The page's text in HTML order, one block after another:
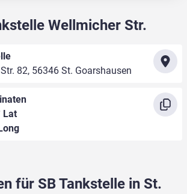
Wellmicher Str.
82, 56346 St. Goarshausen
Lat
Long
für SB Tankstelle in St.